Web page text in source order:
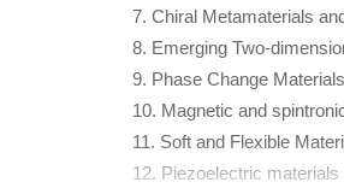
7. Chiral Metamaterials
8. Emerging Two-
9. Phase Change
10. Magnetic and
11. Soft and Flexible
12. Piezoelectric